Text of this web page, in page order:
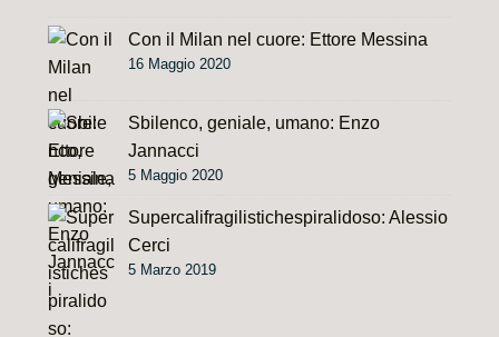
Con il Milan nel cuore: Ettore Messina
16 Maggio 2020
Sbilenco, geniale, umano: Enzo
Jannacci
5 Maggio 2020
Supercalifragilistichespiralidoso: Alessio
Cerci
5 Marzo 2019